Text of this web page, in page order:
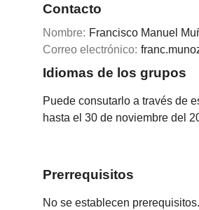
Contacto
Nombre: Francisco Manuel
Correo electrónico:
Idiomas de los grupos
Puede consutarlo a través de
hasta el 30 de noviembre del
Prerrequisitos
No se establecen prerequisitos.